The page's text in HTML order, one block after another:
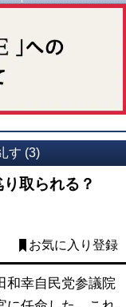
す (3)
取られる？
お気に入り登録
和幸自民党参議院